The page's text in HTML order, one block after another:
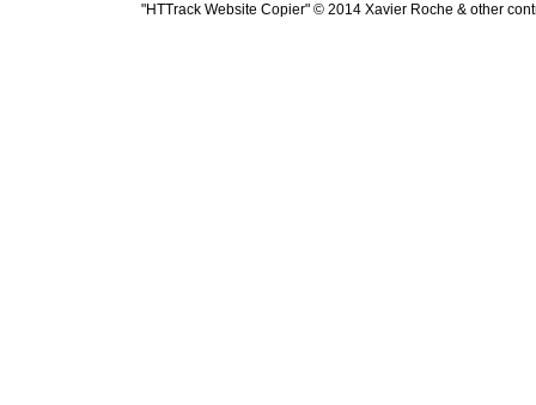
"HTTrack Website Copier" © 2014 Xavier Roche & other